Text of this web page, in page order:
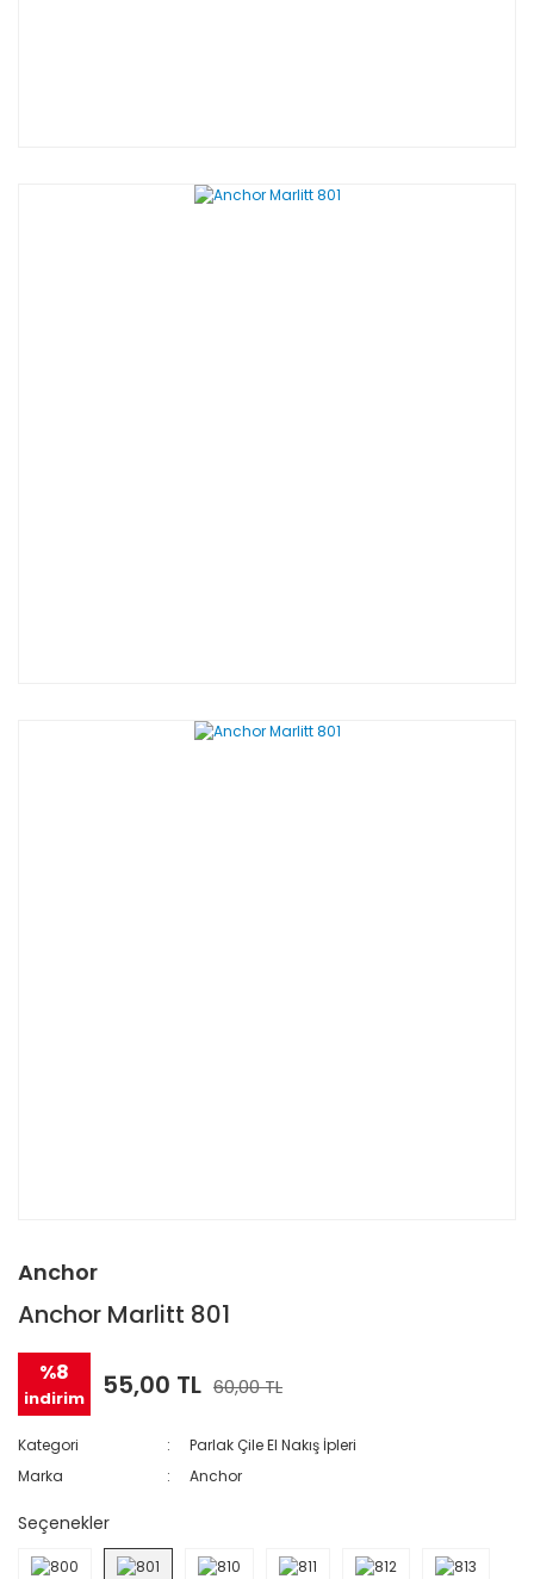
Anchor
Anchor Marlitt 801
%8
indirim 55,00 TL 60,00 TL
Kategori
Parlak Çile El Nakış İpleri
Marka
Anchor
Seçenekler